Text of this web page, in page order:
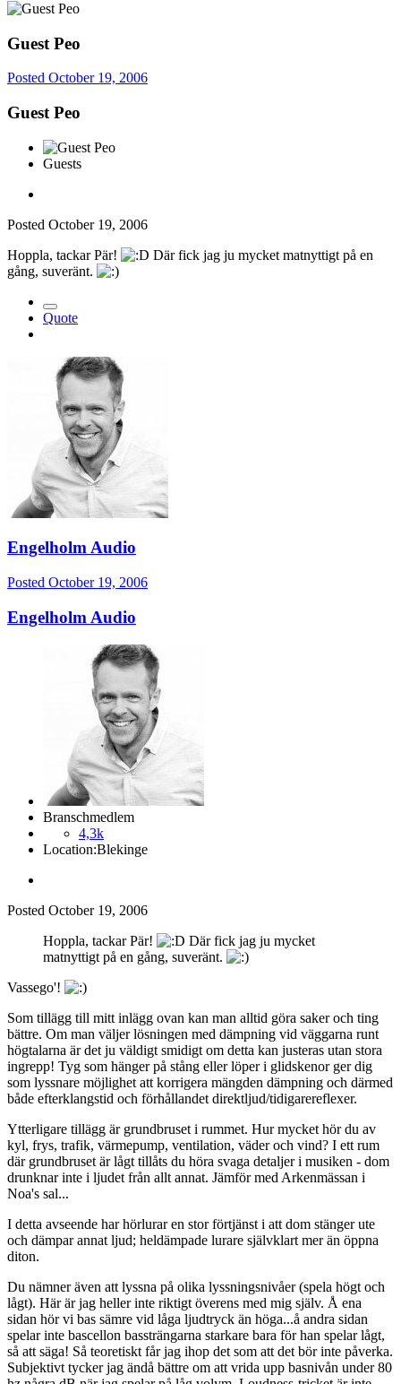
Guest Peo
Posted October 19, 2006
Guest Peo
Guests
Posted October 19, 2006
Hoppla, tackar Pär!
Där fick jag ju mycket matnyttigt på en
gång, suveränt.
Quote
Engelholm Audio
Posted October 19, 2006
Engelholm Audio
Branschmedlem
4,3k
Location:Blekinge
Posted October 19, 2006
Hoppla, tackar Pär!
Där fick jag ju mycket
matnyttigt på en gång, suveränt.
Vassego'!
Som tillägg till mitt inlägg ovan kan man alltid göra saker och ting
bättre. Om man väljer lösningen med dämpning vid väggarna runt
högtalarna är det ju väldigt smidigt om detta kan justeras utan stora
ingrepp! Tyg som hänger på stång eller löper i glidskenor ger dig
som lyssnare möjlighet att korrigera mängden dämpning och därmed
både efterklangstid och förhållandet direktljud/tidigarereflexer.
Ytterligare tillägg är grundbruset i rummet. Hur mycket hör du av
kyl, frys, trafik, värmepump, ventilation, väder och vind? I ett rum
där grundbruset är lågt tillåts du höra svaga detaljer i musiken - dom
drunknar inte i ljudet från allt annat. Jämför med Arkenmässan i
Noa's sal...
I detta avseende har hörlurar en stor förtjänst i att dom stänger ute
och dämpar annat ljud; heldämpade lurare självklart mer än öppna
diton.
Du nämner även att lyssna på olika lyssningsnivåer (spela högt och
lågt). Här är jag heller inte riktigt överens med mig själv. Å ena
sidan hör vi bas sämre vid låga ljudtryck än höga...å andra sidan
spelar inte bascellon bassträngarna starkare bara för han spelar lågt,
så att säga! Så teoretiskt får jag ihop det som att det bör inte påverka.
Subjektivt tycker jag ändå bättre om att vrida upp basnivån under 80